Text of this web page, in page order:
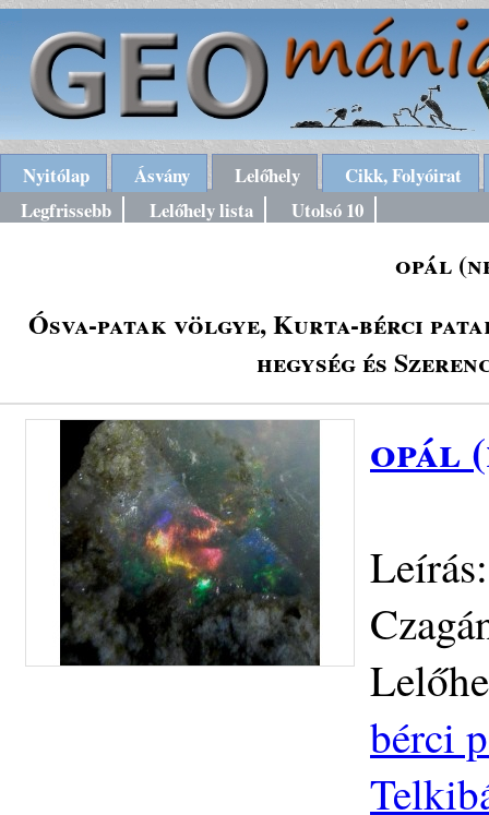
Nyitólap Ásvány Lelőhely
Cikk, Folyóirat
Legfrissebb
Lelőhely lista Utolsó 10
opál
Ósva-patak völgye, Kurta-bérci
hegység és
opál
bérci